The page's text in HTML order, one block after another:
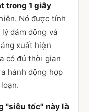
trong 1 giây
Nó được tính
đám đông và
xuất hiện
có đủ thời gian
hành động hợp
"siêu tốc" này là